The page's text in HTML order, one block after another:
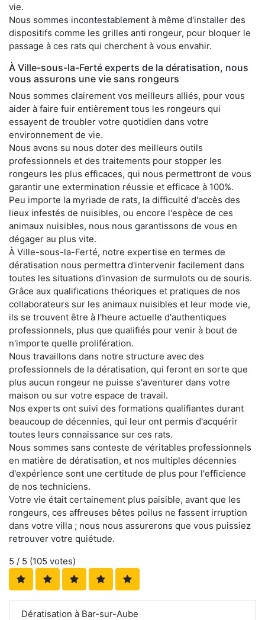
vie.
Nous sommes incontestablement à même d'installer des
dispositifs comme les grilles anti rongeur, pour bloquer le
passage à ces rats qui cherchent à vous envahir.
À Ville-sous-la-Ferté experts de la dératisation, nous
vous assurons une vie sans rongeurs
Nous sommes clairement vos meilleurs alliés, pour vous
aider à faire fuir entièrement tous les rongeurs qui
essayent de troubler votre quotidien dans votre
environnement de vie.
Nous avons su nous doter des meilleurs outils
professionnels et des traitements pour stopper les
rongeurs les plus efficaces, qui nous permettront de vous
garantir une extermination réussie et efficace à 100%.
Peu importe la myriade de rats, la difficulté d'accès des
lieux infestés de nuisibles, ou encore l'espèce de ces
animaux nuisibles, nous nous garantissons de vous en
dégager au plus vite.
À Ville-sous-la-Ferté, notre expertise en termes de
dératisation nous permettra d'intervenir facilement dans
toutes les situations d'invasion de surmulots ou de souris.
Grâce aux qualifications théoriques et pratiques de nos
collaborateurs sur les animaux nuisibles et leur mode vie,
ils se trouvent être à l'heure actuelle d'authentiques
professionnels, plus que qualifiés pour venir à bout de
n'importe quelle prolifération.
Nous travaillons dans notre structure avec des
professionnels de la dératisation, qui feront en sorte que
plus aucun rongeur ne puisse s'aventurer dans votre
maison ou sur votre espace de travail.
Nos experts ont suivi des formations qualifiantes durant
beaucoup de décennies, qui leur ont permis d'acquérir
toutes leurs connaissance sur ces rats.
Nous sommes sans conteste de véritables professionnels
en matière de dératisation, et nos multiples décennies
d'expérience sont une certitude de plus pour l'efficience
de nos techniciens.
Votre vie était certainement plus paisible, avant que les
rongeurs, ces affreuses bêtes poilus ne fassent irruption
dans votre villa ; nous nous assurerons que vous puissiez
retrouver votre quiétude.
5 / 5 (105 votes)
Dératisation à Bar-sur-Aube